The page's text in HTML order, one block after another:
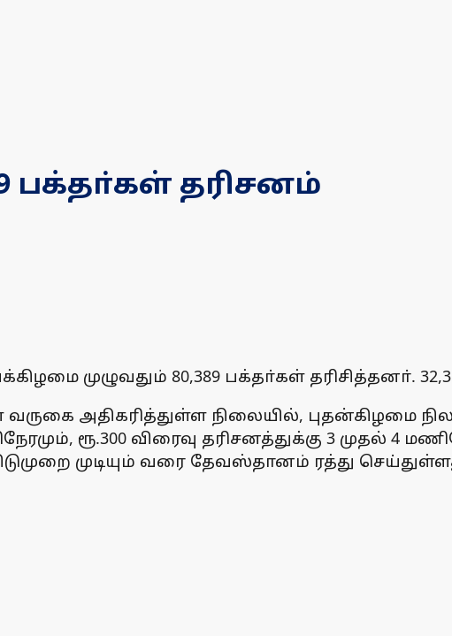
பக்தா்கள் தரிசனம்
முழுவதும் 80,389 பக்தா்கள் தரிசித்தனா்.
அதிகரித்துள்ள நிலையில், புதன்கிழமை
ரூ.300 விரைவு தரிசனத்துக்கு 3 முதல் 4
முடியும் வரை தேவஸ்தானம் ரத்து